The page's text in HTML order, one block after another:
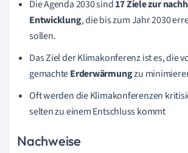
Die Agenda 2030 sind17 Ziele zur
Entwicklung, die bis zum Jahr 2030
sollen.
Das Ziel der Klimakonferenz ist es, die
gemachteErderwärmungzu
Oft werden die Klimakonferenzen
selten zu einem Entschluss kommt
Nachweise